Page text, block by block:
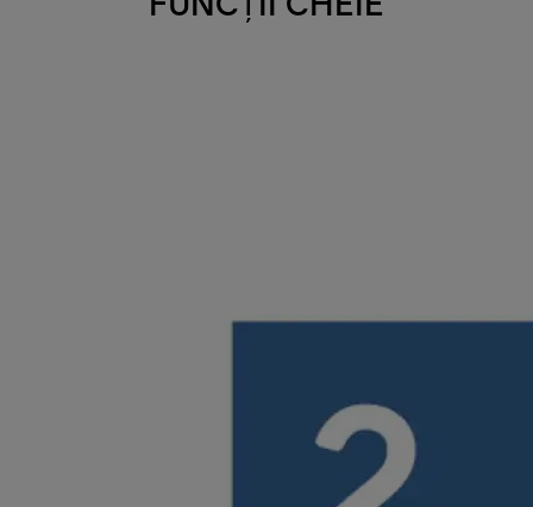
FUNCȚII CHEIE